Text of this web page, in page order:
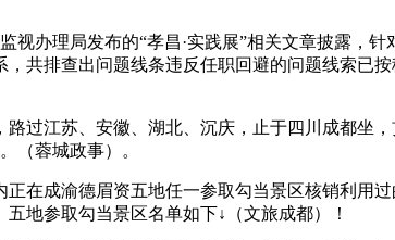
理局发布的“孝昌·实践展”相关文章披露，针
共排查出问题线条违反任职回避的问题线索已
江苏、安徽、湖北、沉庆，止于四川成都坐，
（蓉城政事）。
在成渝德眉资五地任一参取勾当景区核销利用
地参取勾当景区名单如下↓（文旅成都）！